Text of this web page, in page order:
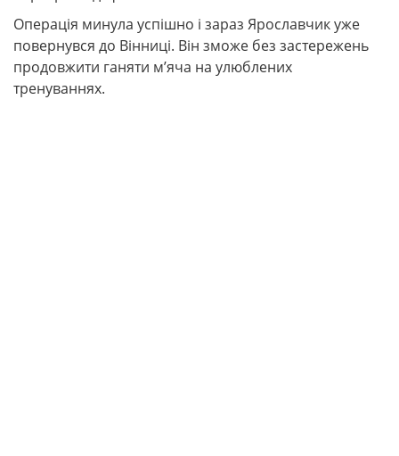
Операція минула успішно і зараз Ярославчик уже
повернувся до Вінниці. Він зможе без застережень
продовжити ганяти м’яча на улюблених
тренуваннях.